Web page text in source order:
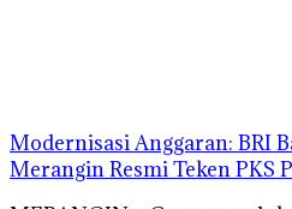
Modernisasi Anggaran: BRI
Merangin Resmi Teken PKS